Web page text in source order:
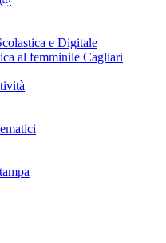
e Digitale
al femminile Cagliari